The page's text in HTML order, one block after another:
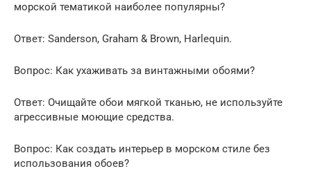
морской тематикой наиболее популярны?
Ответ: Sanderson, Graham & Brown, Harlequin.
Вопрос: Как ухаживать за винтажными обоями?
Ответ: Очищайте обои мягкой тканью, не используйте
агрессивные моющие средства.
Вопрос: Как создать интерьер в морском стиле без
использования обоев?